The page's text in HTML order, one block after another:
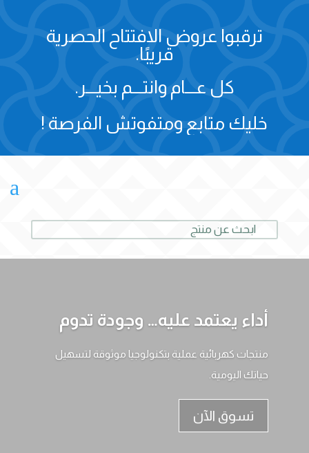
ترقبوا عروض الافتتاح الحصرية
قريبًا.
كل عـــام وانتـــم بخيـــر.
خليك متابع ومتفوتش الفرصة !
a
أداء يعتمد عليه… وجودة تدوم
منتجات كهربائية عملية بتكنولوجيا موثوقة لتسهيل
حياتك اليومية.
تسوق الآن